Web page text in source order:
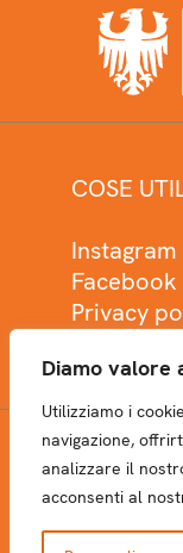
Diamo valore
Utilizziamo i
navigazione,
analizzare il
acconsenti al
COSE
Instagram
Facebook
Privacy